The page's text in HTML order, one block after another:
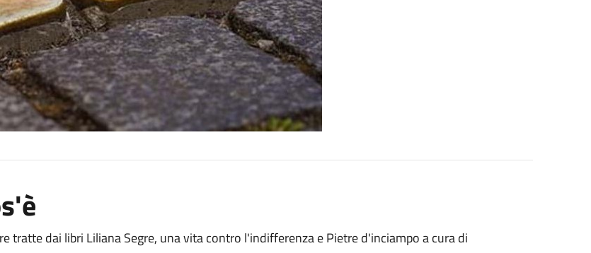
tratte dai libri Liliana Segre, una vita contro l'indifferenza e Pietre d'inciampo a cura di